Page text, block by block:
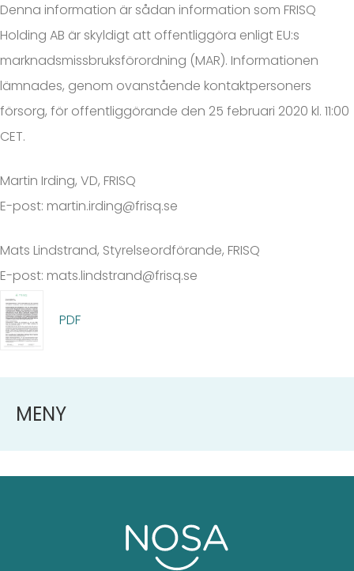
Denna information är sådan information som FRISQ
Holding AB är skyldigt att offentliggöra enligt EU:s
marknadsmissbruksförordning (MAR). Informationen
lämnades, genom ovanstående kontaktpersoners
försorg, för offentliggörande den 25 februari 2020 kl. 11:00
CET.
Martin Irding, VD, FRISQ
E-post: martin.irding@frisq.se
Mats Lindstrand, Styrelseordförande, FRISQ
E-post: mats.lindstrand@frisq.se
PDF
MENY